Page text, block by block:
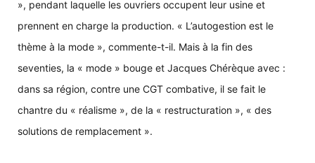
», pendant laquelle les ouvriers occupent leur usine et
prennent en charge la production. « L’autogestion est le
thème à la mode », commente-t-il. Mais à la fin des
seventies, la « mode » bouge et Jacques Chérèque avec :
dans sa région, contre une CGT combative, il se fait le
chantre du « réalisme », de la « restructuration », « des
solutions de remplacement ».